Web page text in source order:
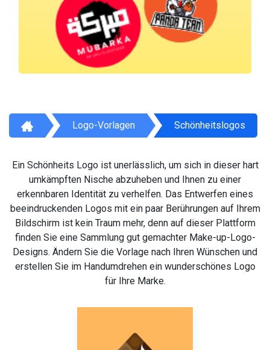
Logo-Vorlagen Schönheitslogos
Ein Schönheits Logo ist unerlässlich, um sich in dieser hart
umkämpften Nische abzuheben und Ihnen zu einer
erkennbaren Identität zu verhelfen. Das Entwerfen eines
beeindruckenden Logos mit ein paar Berührungen auf Ihrem
Bildschirm ist kein Traum mehr, denn auf dieser Plattform
finden Sie eine Sammlung gut gemachter Make-up-Logo-
Designs. Ändern Sie die Vorlage nach Ihren Wünschen und
erstellen Sie im Handumdrehen ein wunderschönes Logo
für Ihre Marke.